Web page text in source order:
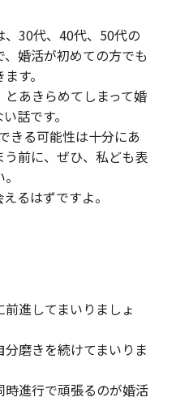
、30代、40代、50代の
婚活が初めての方でも
す。
あきらめてしまって婚
話です。
きる可能性は十分にあ
前に、ぜひ、私ども表
るはずですよ。
進してまいりましょ
磨きを続けてまいりま
時進行で頑張るのが婚活